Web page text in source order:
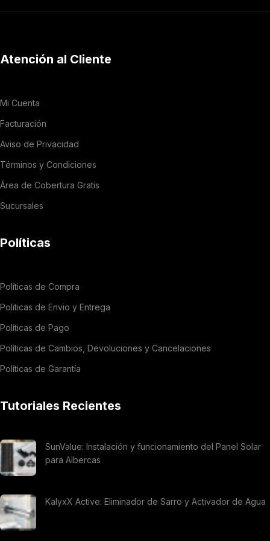
Atención al Cliente
Mi Cuenta
Facturación
Aviso de Privacidad
Términos y Condiciones
Área de Cobertura Gratis
Sucursales
Políticas
Políticas de Compra
Politicas de Envio y Entrega
Políticas de Pago
Políticas de Cambios, Devoluciones y Cancelaciones
Políticas de Garantía
Tutoriales Recientes
SunValue: Instalación y funcionamiento del Panel Solar
para Albercas
KalyxX Active: Eliminador de Sarro y Activador de Agua